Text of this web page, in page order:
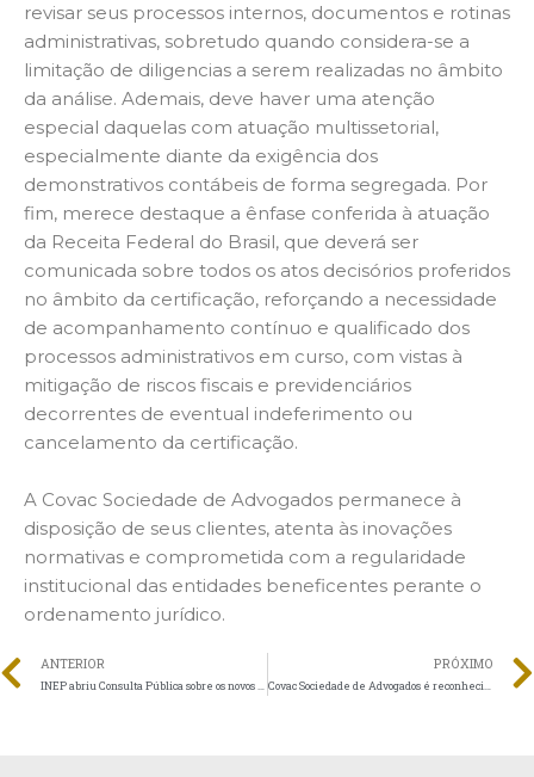
revisar seus processos internos, documentos e rotinas
administrativas, sobretudo quando considera-se a
limitação de diligencias a serem realizadas no âmbito
da análise. Ademais, deve haver uma atenção
especial daquelas com atuação multissetorial,
especialmente diante da exigência dos
demonstrativos contábeis de forma segregada. Por
fim, merece destaque a ênfase conferida à atuação
da Receita Federal do Brasil, que deverá ser
comunicada sobre todos os atos decisórios proferidos
no âmbito da certificação, reforçando a necessidade
de acompanhamento contínuo e qualificado dos
processos administrativos em curso, com vistas à
mitigação de riscos fiscais e previdenciários
decorrentes de eventual indeferimento ou
cancelamento da certificação.
A Covac Sociedade de Advogados permanece à
disposição de seus clientes, atenta às inovações
normativas e comprometida com a regularidade
institucional das entidades beneficentes perante o
ordenamento jurídico.
ANTERIOR PRÓXIMO